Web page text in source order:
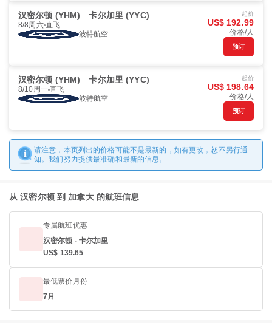
汉密尔顿 (YHM) 卡尔加里 (YYC)
8/8周六 直飞
波特航空
起价
US$ 192.99
价格/人
预订
汉密尔顿 (YHM) 卡尔加里 (YYC)
8/10周一 直飞
波特航空
起价
US$ 198.64
价格/人
预订
请注意，本页列出的价格可能不是最新的，如有更改，恕不另行通
知。我们努力提供最准确和最新的信息。
从 汉密尔顿 到 加拿大 的航班信息
专属航班优惠
汉密尔顿 - 卡尔加里
US$ 139.65
最低票价月份
7月